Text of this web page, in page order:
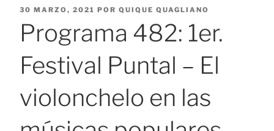
PUBLICADO
30 MARZO, 2021 POR QUIQUE QUAGLIANO
Programa 482: 1er.
Festival Puntal – El
violonchelo en las